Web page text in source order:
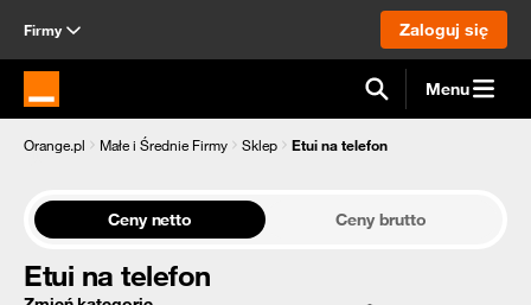
Firmy Zaloguj się
Strona główna Orange.pl Menu
Orange.pl Małe i Średnie Firmy Sklep Etui na telefon
Ceny netto Ceny brutto
Etui na telefon